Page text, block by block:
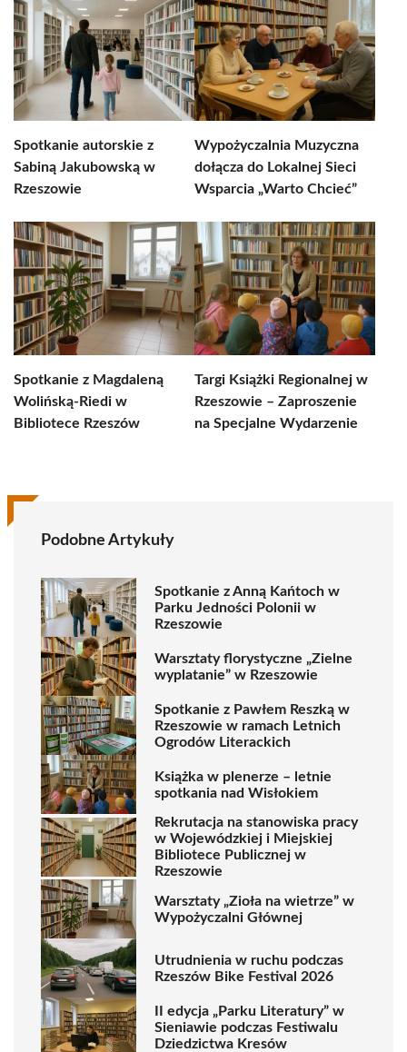
Spotkanie autorskie z
Sabiną Jakubowską w
Rzeszowie
Wypożyczalnia Muzyczna
dołącza do Lokalnej Sieci
Wsparcia „Warto Chcieć”
Spotkanie z Magdaleną
Wolińską-Riedi w
Bibliotece Rzeszów
Targi Książki Regionalnej w
Rzeszowie – Zaproszenie
na Specjalne Wydarzenie
Podobne Artykuły
Spotkanie z Anną Kańtoch w
Parku Jedności Polonii w
Rzeszowie
Warsztaty florystyczne „Zielne
wyplatanie” w Rzeszowie
Spotkanie z Pawłem Reszką w
Rzeszowie w ramach Letnich
Ogrodów Literackich
Książka w plenerze – letnie
spotkania nad Wisłokiem
Rekrutacja na stanowiska pracy
w Wojewódzkiej i Miejskiej
Bibliotece Publicznej w
Rzeszowie
Warsztaty „Zioła na wietrze” w
Wypożyczalni Głównej
Utrudnienia w ruchu podczas
Rzeszów Bike Festival 2026
II edycja „Parku Literatury” w
Sieniawie podczas Festiwalu
Dziedzictwa Kresów